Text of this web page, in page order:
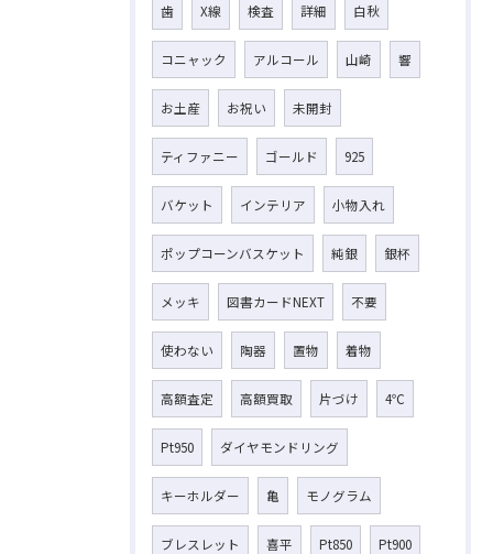
歯 X線 検査 詳細 白秋
コニャック アルコール 山崎 響
お土産 お祝い 未開封
ティファニー ゴールド 925
バケット インテリア 小物入れ
ポップコーンバスケット 純銀 銀杯
メッキ 図書カードNEXT 不要
使わない 陶器 置物 着物
高額査定 高額買取 片づけ 4℃
Pt950 ダイヤモンドリング
キーホルダー 亀 モノグラム
ブレスレット 喜平 Pt850 Pt900